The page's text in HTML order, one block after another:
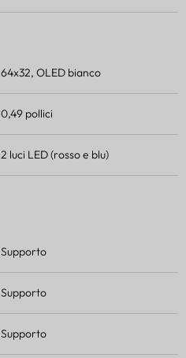
64x32, OLED bianco
0,49 pollici
2 luci LED (rosso e blu)
Supporto
Supporto
Supporto